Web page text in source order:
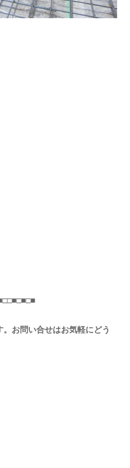
お問い合せはお気軽にどう